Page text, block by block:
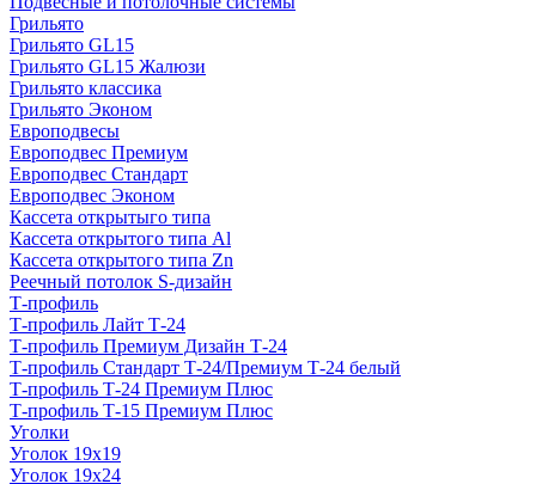
Грильято
Грильято GL15
Грильято GL15 Жалюзи
Грильято классика
Грильято Эконом
Европодвесы
Европодвес Премиум
Европодвес Стандарт
Европодвес Эконом
Кассета открытыго типа
Кассета открытого типа Al
Кассета открытого типа Zn
Реечный потолок S-дизайн
Т-профиль
Т-профиль Лайт Т-24
Т-профиль Премиум Дизайн Т-24
Т-профиль Стандарт Т-24/Премиум Т-24 белый
Т-профиль Т-24 Премиум Плюс
Т-профиль Т-15 Премиум Плюс
Уголки
Уголок 19х19
Уголок 19х24